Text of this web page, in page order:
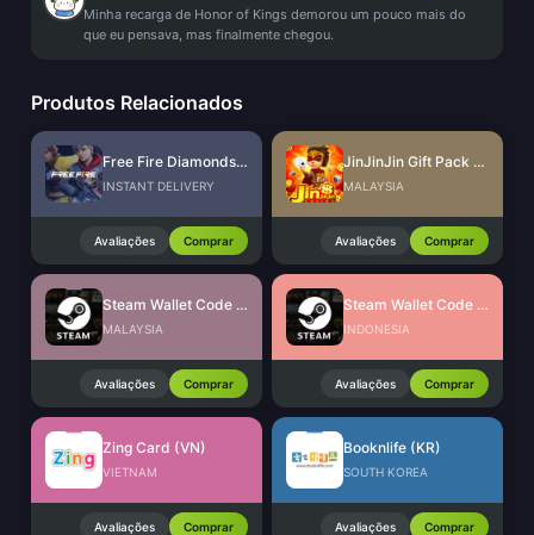
Minha recarga de Honor of Kings demorou um pouco mais do
que eu pensava, mas finalmente chegou.
Produtos Relacionados
Free Fire Diamonds EU + TR
INSTANT DELIVERY
Avaliações Comprar
JinJinJin Gift Pack Redeem Code
MALAYSIA
Avaliações Comprar
Steam Wallet Code (MYR)
MALAYSIA
Avaliações Comprar
Steam Wallet Code (IDR)
INDONESIA
Avaliações Comprar
Zing Card (VN)
VIETNAM
Avaliações Comprar
Booknlife (KR)
SOUTH KOREA
Avaliações Comprar